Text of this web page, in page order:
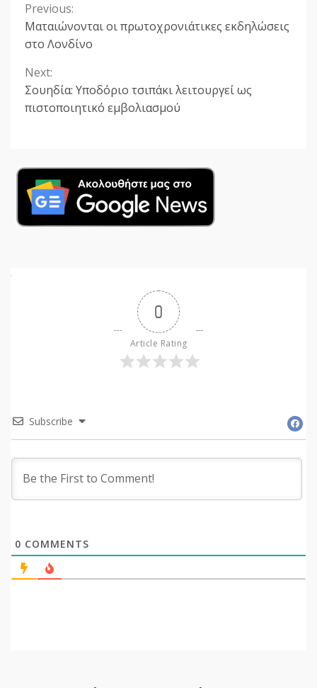
Continue
Reading
Previous:
Ματαιώνονται οι πρωτοχρονιάτικες εκδηλώσεις
στο Λονδίνο
Next:
Σουηδία: Υποδόριο τσιπάκι λειτουργεί ως
πιστοποιητικό εμβολιασμού
0
Article Rating
Subscribe
0 COMMENTS